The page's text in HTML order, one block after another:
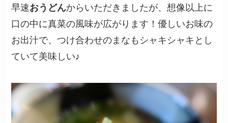
早速おうどんからいただきましたが、想像以上に
口の中に真菜の風味が広がります！優しいお味の
お出汁で、つけ合わせのまなもシャキシャキとし
ていて美味しい♪